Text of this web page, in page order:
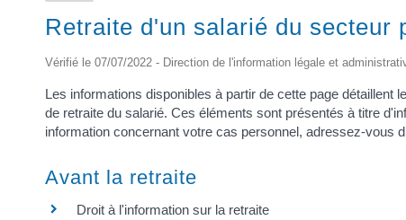
Retraite d'un salarié du secteur
Vérifié le 07/07/2022 - Direction de l'information légale et
Les informations disponibles à partir de cette page détaillent
de retraite du salarié. Ces éléments sont présentés à titre
information concernant votre cas personnel, adressez-vous
Avant la retraite
Droit à l'information sur la retraite